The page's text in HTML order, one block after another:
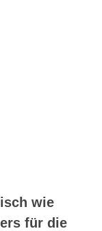
wie
für die